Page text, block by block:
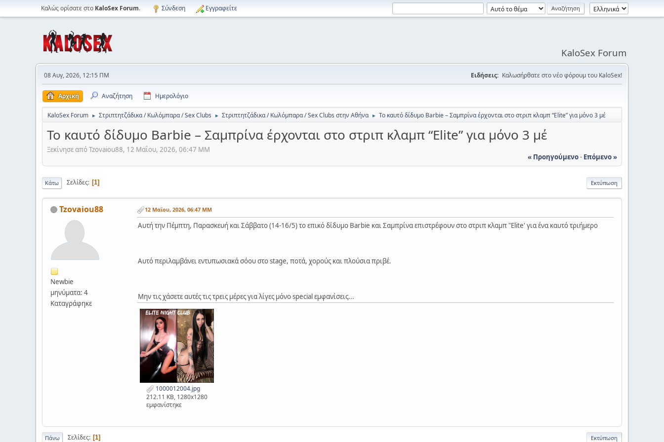
Καλώς ορίσατε στο KaloSex Forum. Σύνδεση Εγγραφείτε
KaloSex Forum
08 Αυγ, 2026, 12:15 ΠΜ Ειδήσεις: Καλωσήρθατε στο νέο φόρουμ του KaloSex!
Αρχική Αναζήτηση Ημερολόγιο
KaloSex Forum ► Στριπτητζάδικα / Κωλόμπαρα / Sex Clubs ► Στριπτητζάδικα / Κωλόμπαρα / Sex Clubs στην Αθήνα ► Το καυτό δίδυμο Barbie – Σαμπρίνα έρχονται στο στριπ κλαμπ “Elite” για μόνο 3 μέ
Το καυτό δίδυμο Barbie – Σαμπρίνα έρχονται στο στριπ κλαμπ “Elite” για μόνο 3 μέ
Ξεκίνησε από Tzovaiou88, 12 Μαΐου, 2026, 06:47 ΜΜ
« Προηγούμενο- Επόμενο »
Εκτύπωση
Κάτω Σελίδες 1
Tzovaiou88
Newbie
μηνύματα: 4
Καταγράφηκε
12 Μαΐου, 2026, 06:47 ΜΜ
Αυτή την Πέμπτη, Παρασκευή και Σάββατο (14-16/5) το επικό δίδυμο Barbie και Σαμπρίνα επιστρέφουν στο στριπ κλαμπ "Elite' για ένα καυτό τριήμερο
Αυτό περιλαμβάνει εντυπωσιακά σόου στο stage, ποτά, χορούς και πλούσια πριβέ.
Μην τις χάσετε αυτές τις τρεις μέρες για λίγες μόνο special εμφανίσεις...
1000012004.jpg
212.11 KB, 1280x1280
εμφανίστηκε
Εκτύπωση
Πάνω Σελίδες 1